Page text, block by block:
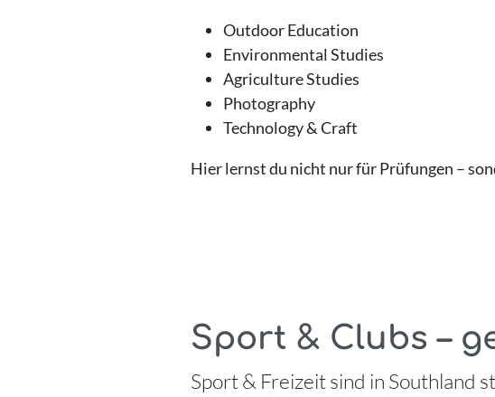
Outdoor Education
Environmental Studies
Agriculture Studies
Photography
Technology & Craft
Hier lernst du nicht nur für Prüfungen –
Sport & Clubs –
Sport & Freizeit sind in Southland